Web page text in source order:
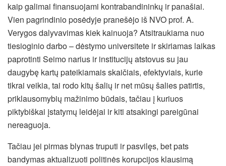
kaip galimai finansuojami kontrabandininkų ir panašiai.
Vien pagrindinio posėdyje pranešėjo iš NVO prof. A.
Verygos dalyvavimas kiek kainuoja? Atsitraukiama nuo
tiesioginio darbo – dėstymo universitete ir skiriamas laikas
paprotinti Seimo narius ir institucijų atstovus su jau
daugybę kartų pateikiamais skaičiais, efektyviais, kurie
tikrai veikia, tai rodo kitų šalių ir net mūsų šalies patirtis,
priklausomybių mažinimo būdais, tačiau į kuriuos
piktybiškai įstatymų leidėjai ir kiti atsakingi pareigūnai
nereaguoja.
Tačiau jei pirmas blynas truputi ir pasvilęs, bet pats
bandymas aktualizuoti politinės korupcijos klausimą